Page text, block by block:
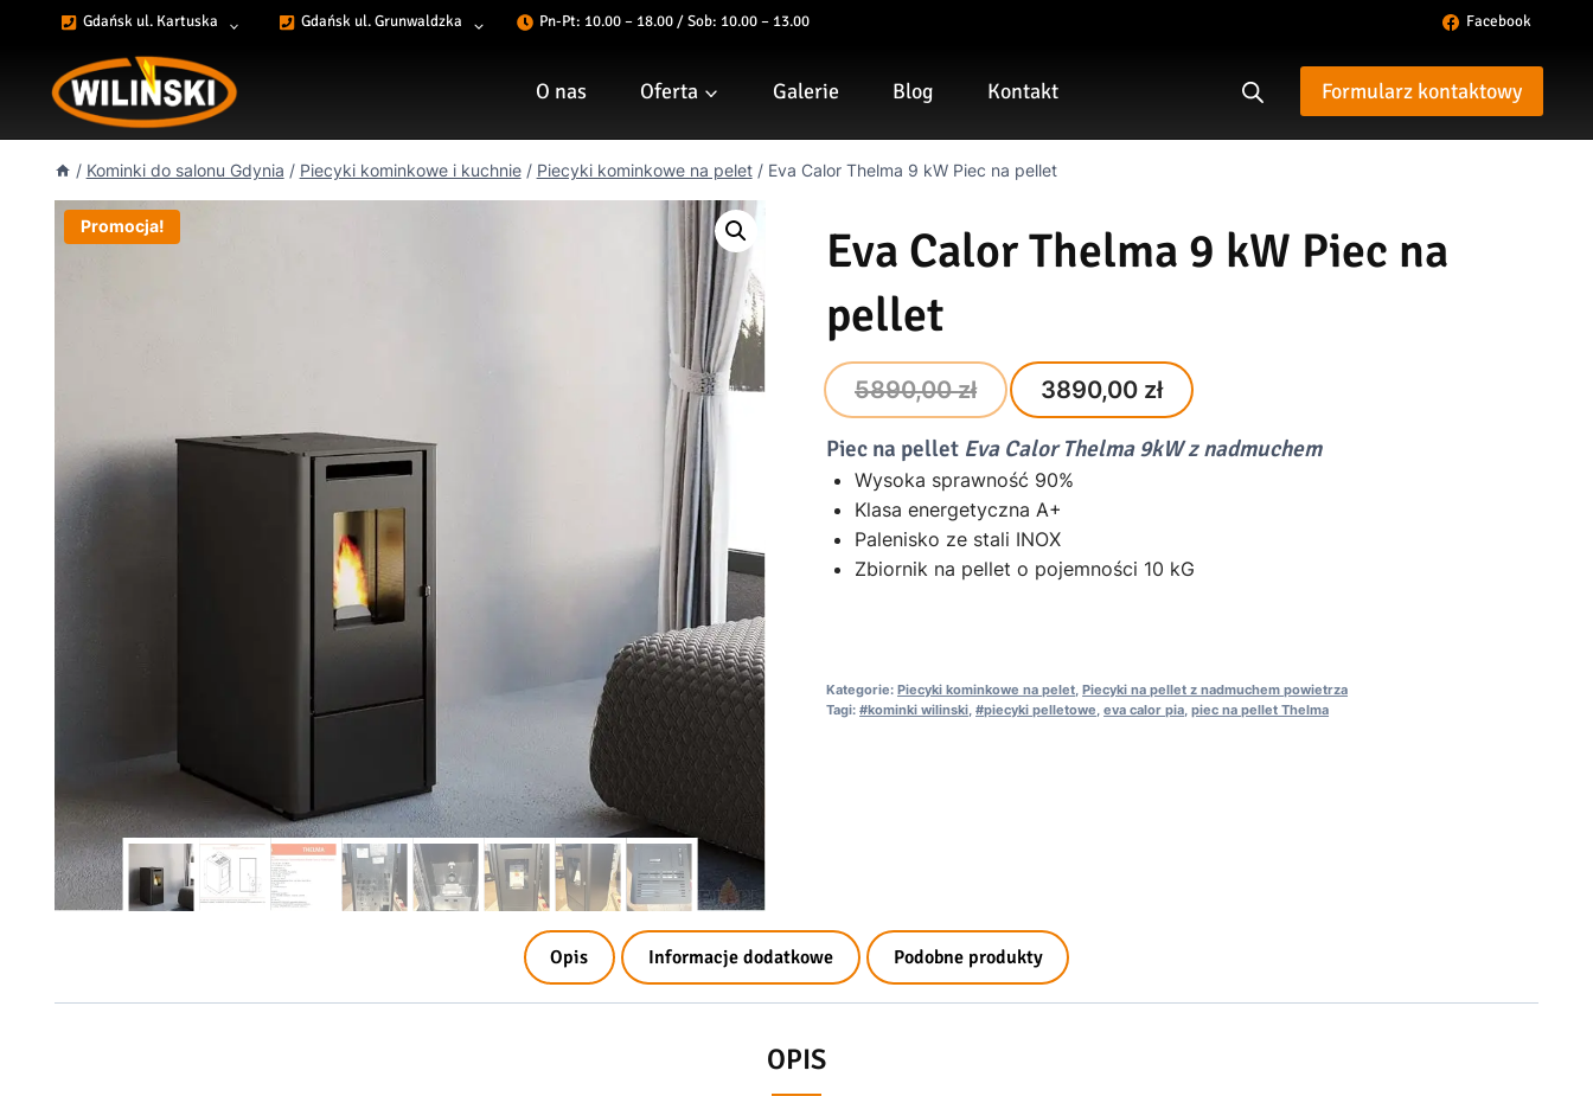
Przejdź
Gdańsk ul. Kartuska Gdańsk ul. Grunwaldzka Pn-Pt: 10.00 – 18.00 / Sob: 10.00 – 13.00 Facebook
O nas Oferta Galerie Blog Kontakt Formularz kontaktowy
/ Kominki do salonu Gdynia / Piecyki kominkowe i kuchnie / Piecyki kominkowe na pelet / Eva Calor Thelma 9 kW Piec na pellet
Promocja!
Eva Calor Thelma 9 kW Piec na
pellet
5890,00zł
Original
price
was:
5890,00 zł.
3890,00 zł
Current
is:
Piec na pellet Eva Calor Thelma 9kW z nadmuchem
Wysoka sprawność 90%
Klasa energetyczna A+
Palenisko ze stali INOX
Zbiornik na pellet o pojemności 10 kG
Kategorie:Piecyki kominkowe na pelet ,Piecyki na pellet z nadmuchem powietrza
Tagi:#kominki wilinski ,#piecyki pelletowe ,eva calor pia ,piec na pellet Thelma
Opis Informacje dodatkowe Podobne produkty
OPIS